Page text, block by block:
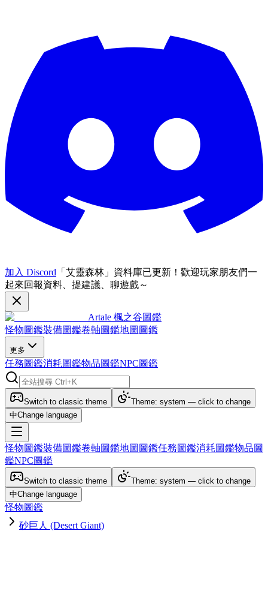
加入 Discord 「艾靈森林」資料庫已更新！歡迎玩家朋友們一
起來回報資料、提建議、聊遊戲～
Artale 楓之谷圖鑑
怪物圖鑑裝備圖鑑卷軸圖鑑地圖圖鑑
更多
任務圖鑑消耗圖鑑物品圖鑑NPC圖鑑
Switch to classic theme
Theme: system — click to change
中Change language
怪物圖鑑裝備圖鑑卷軸圖鑑地圖圖鑑任務圖鑑消耗圖鑑物品圖
鑑NPC圖鑑
Switch to classic theme
Theme: system — click to change
中Change language
怪物圖鑑
砂巨人 (Desert Giant)